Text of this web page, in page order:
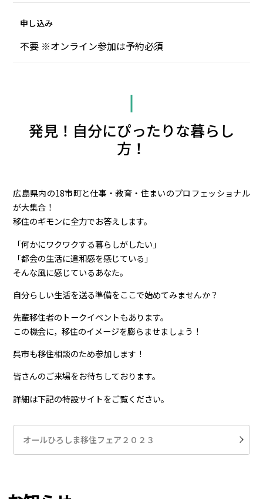
申し込み
不要 ※オンライン参加は予約必須
発見！自分にぴったりな暮らし
方！
広島県内の18市町と仕事・教育・住まいのプロフェッショナル
が大集合！
移住のギモンに全力でお答えします。
「何かにワクワクする暮らしがしたい」
「都会の生活に違和感を感じている」
そんな風に感じているあなた。
自分らしい生活を送る準備をここで始めてみませんか？
先輩移住者のトークイベントもあります。
この機会に，移住のイメージを膨らませましょう！
呉市も移住相談のため参加します！
皆さんのご来場をお待ちしております。
詳細は下記の特設サイトをご覧ください。
オールひろしま移住フェア２０２３